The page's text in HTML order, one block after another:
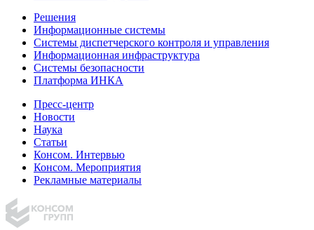
Решения
Информационные системы
Системы диспетчерского контроля и управления
Информационная инфраструктура
Системы безопасности
Платформа ИНКА
Пресс-центр
Новости
Наука
Статьи
Консом. Интервью
Консом. Мероприятия
Рекламные материалы